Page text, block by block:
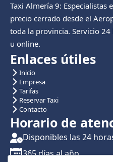
Taxi Almería 9: Especialistas
precio cerrado desde el
toda la provincia. Servicio
u online.
Enlaces útiles
Inicio
Empresa
Tarifas
Reservar Taxi
Contacto
Horario de
Disponibles las 24
365 días al año